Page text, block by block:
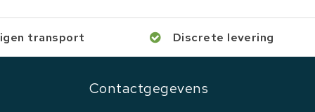
transport Discrete levering
Contactgegevens